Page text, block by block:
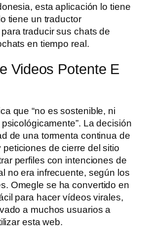
esta aplicación lo tiene
tiene un traductor
traducir sus chats de
en tiempo real.
Videos Potente E
que “no es sostenible, ni
La decisión
de una tormenta continua de
de cierre del sitio
perfiles con intenciones de
no era infrecuente, según los
Omegle se ha convertido en
para hacer vídeos virales,
a muchos usuarios a
esta web.